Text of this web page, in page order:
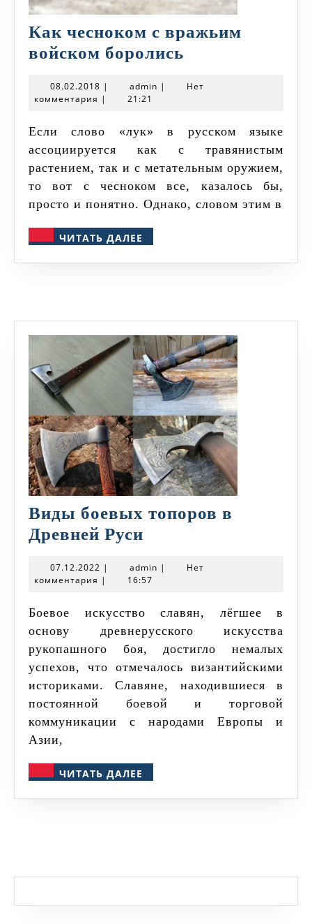
Как чесноком с вражьим
войском боролись
с
войском
боролись
08.02.2018 08.02.2018
| admin admin
|
Нет
комментария | 21:21
Если слово «лук» в русском языке
ассоциируется как с травянистым
растением, так и с метательным оружием,
то вот с чесноком все, казалось бы,
просто и понятно. Однако, словом этим в
ЧИТАТЬ ДАЛЕЕ
ДАЛЕЕ
Виды боевых топоров в
Древней Руси
топоров
Древней
Руси
07.12.2022 07.12.2022
| admin admin
|
Нет
комментария | 16:57
Боевое искусство славян, лёгшее в
основу древнерусского искусства
рукопашного боя, достигло немалых
успехов, что отмечалось византийскими
историками. Славяне, находившиеся в
постоянной боевой и торговой
коммуникации с народами Европы и
Азии,
ЧИТАТЬ ДАЛЕЕ
ДАЛЕЕ